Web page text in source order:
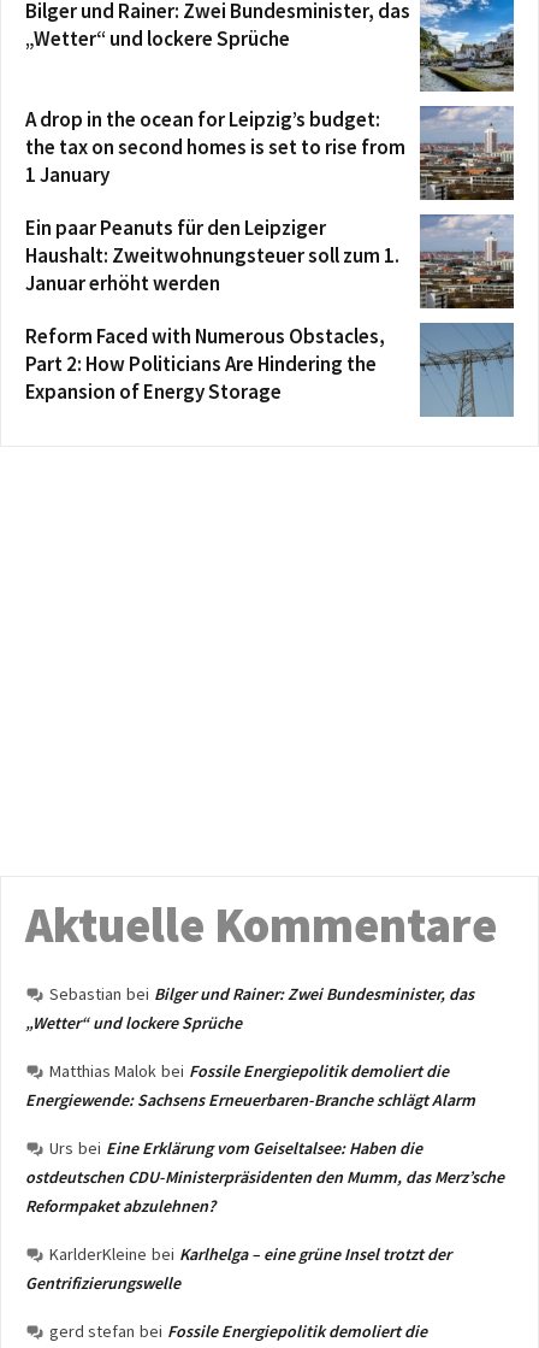
Bilger und Rainer: Zwei Bundesminister, das
„Wetter“ und lockere Sprüche
A drop in the ocean for Leipzig’s budget:
the tax on second homes is set to rise from
1 January
Ein paar Peanuts für den Leipziger
Haushalt: Zweitwohnungsteuer soll zum 1.
Januar erhöht werden
Reform Faced with Numerous Obstacles,
Part 2: How Politicians Are Hindering the
Expansion of Energy Storage
Aktuelle Kommentare
Sebastian bei Bilger und Rainer: Zwei Bundesminister, das
„Wetter“ und lockere Sprüche
Matthias Malok bei Fossile Energiepolitik demoliert die
Energiewende: Sachsens Erneuerbaren-Branche schlägt Alarm
Urs bei Eine Erklärung vom Geiseltalsee: Haben die
ostdeutschen CDU-Ministerpräsidenten den Mumm, das Merz’sche
Reformpaket abzulehnen?
KarlderKleine bei Karlhelga – eine grüne Insel trotzt der
Gentrifizierungswelle
gerd stefan bei Fossile Energiepolitik demoliert die